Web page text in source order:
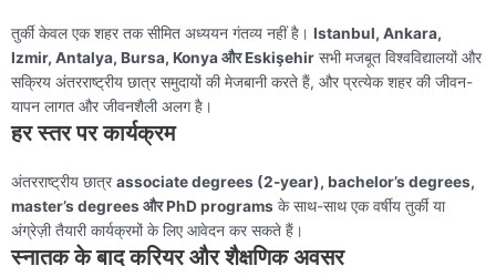
तुर्की केवल एक शहर तक सीमित अध्ययन गंतव्य नहीं है। Istanbul, Ankara,
Izmir, Antalya, Bursa, Konya और Eskişehir सभी मजबूत विश्वविद्यालयों और
सक्रिय अंतरराष्ट्रीय छात्र समुदायों की मेजबानी करते हैं, और प्रत्येक शहर की जीवन-
यापन लागत और जीवनशैली अलग है।
हर स्तर पर कार्यक्रम
अंतरराष्ट्रीय छात्रassociate degrees (2-year), bachelor’s degrees,
master’s degrees और PhD programs के साथ-साथ एक वर्षीय तुर्की या
अंग्रेज़ी तैयारी कार्यक्रमों के लिए आवेदन कर सकते हैं।
स्नातक के बाद करियर और शैक्षणिक अवसर